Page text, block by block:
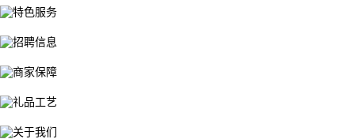
特色服务
招聘信息
商家保障
礼品工艺
关于我们